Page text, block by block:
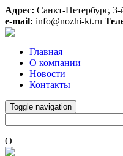
Адрес: Санкт-Петербург,
e-mail: info@nozhi-kt.ru
Главная
О компании
Новости
Контакты
Toggle navigation
O